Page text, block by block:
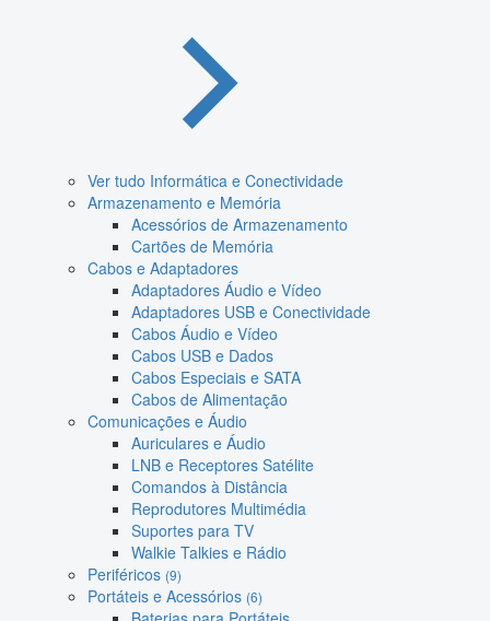
Ver tudo Informática e Conectividade
Armazenamento e Memória
Acessórios de Armazenamento
Cartões de Memória
Cabos e Adaptadores
Adaptadores Áudio e Vídeo
Adaptadores USB e Conectividade
Cabos Áudio e Vídeo
Cabos USB e Dados
Cabos Especiais e SATA
Cabos de Alimentação
Comunicações e Áudio
Auriculares e Áudio
LNB e Receptores Satélite
Comandos à Distância
Reprodutores Multimédia
Suportes para TV
Walkie Talkies e Rádio
Periféricos (9)
Portáteis e Acessórios (6)